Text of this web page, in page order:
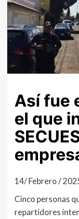
Así fue
el que
14/ Febrero /
Cinco personas
repartidores